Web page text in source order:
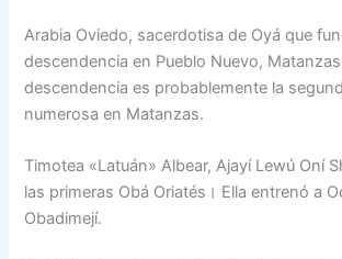
Arabia Oviedo, sacerdotisa de Oyá que
descendencia en Pueblo Nuevo,
descendencia es probablemente la
numerosa en Matanzas.
Timotea «Latuán» Albear, Ajayí Lewú Oní
las primeras Obá Oriatés। Ella entrenó a
Obadimejí.